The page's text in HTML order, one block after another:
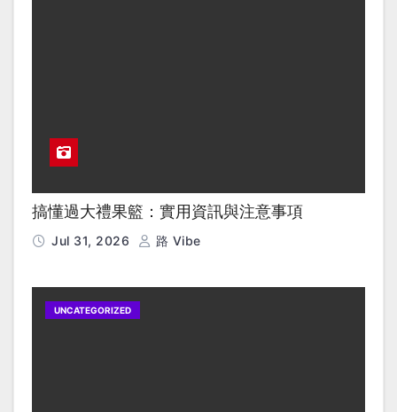
搞懂過大禮果籃：實用資訊與注意事項
Jul 31, 2026 路 Vibe
UNCATEGORIZED